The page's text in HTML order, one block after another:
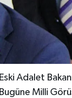
Eski Adalet
Bugüne Milli